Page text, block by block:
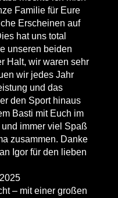
Familie für Eure
Erscheinen auf
hat uns total
unseren beiden
Halt, wir waren sehr
wir jedes Jahr
und das
den Sport hinaus
Basti mit Euch im
immer viel Spaß
zusammen. Danke
Igor für den lieben
– mit einer großen